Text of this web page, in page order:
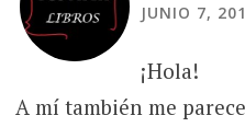
JUNIO 7,
¡Hola!
A mí también me